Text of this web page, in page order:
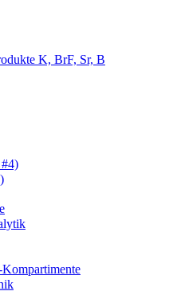
K, BrF, Sr, B